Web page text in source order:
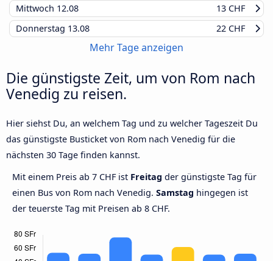
Mittwoch 12.08
13 CHF
Donnerstag 13.08 22 CHF
Mehr Tage anzeigen
Die günstigste Zeit, um von Rom nach
Venedig zu reisen.
Hier siehst Du, an welchem Tag und zu welcher Tageszeit Du
das günstigste Busticket von Rom nach Venedig für die
nächsten 30 Tage finden kannst.
Mit einem Preis ab 7 CHF ist Freitag der günstigste Tag für
einen Bus von Rom nach Venedig. Samstag hingegen ist
der teuerste Tag mit Preisen ab 8 CHF.